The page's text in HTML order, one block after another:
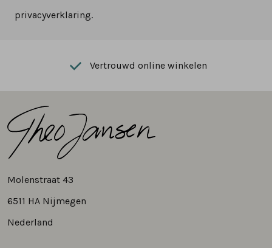
privacyverklaring.
Vertrouwd online winkelen
Molenstraat 43
6511 HA Nijmegen
Nederland